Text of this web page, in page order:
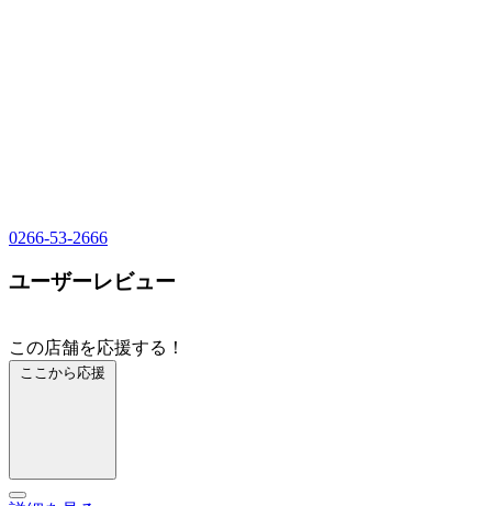
0266-53-2666
ユーザーレビュー
この店舗を応援する！
ここから応援